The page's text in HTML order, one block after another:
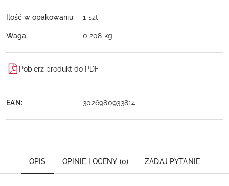
Ilość w opakowaniu: 1 szt
Waga: 0.208 kg
Pobierz produkt do PDF
EAN: 3026980933814
OPIS OPINIE I OCENY (0) ZADAJ PYTANIE